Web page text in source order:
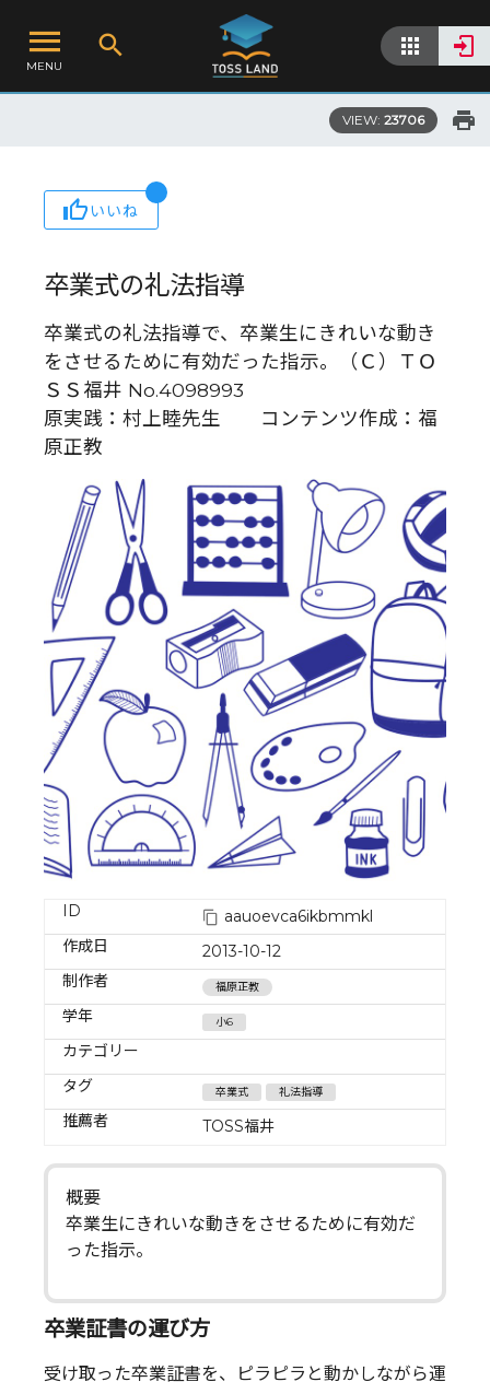
MENU
VIEW: 23706
いいね
卒業式の礼法指導
卒業式の礼法指導で、卒業生にきれいな動き
をさせるために有効だった指示。（Ｃ）ＴＯ
ＳＳ福井 No.4098993
原実践：村上睦先生 コンテンツ作成：福
原正教
ID
aauoevca6ikbmmkl
作成日
2013-10-12
制作者
福原正教
学年 小6
カテゴリー
タグ
卒業式 礼法指導
推薦者 TOSS福井
概要
卒業生にきれいな動きをさせるために有効だ
った指示。
卒業証書の運び方
受け取った卒業証書を、ピラピラと動かしながら運